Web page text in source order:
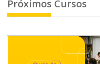
Próximos Cursos